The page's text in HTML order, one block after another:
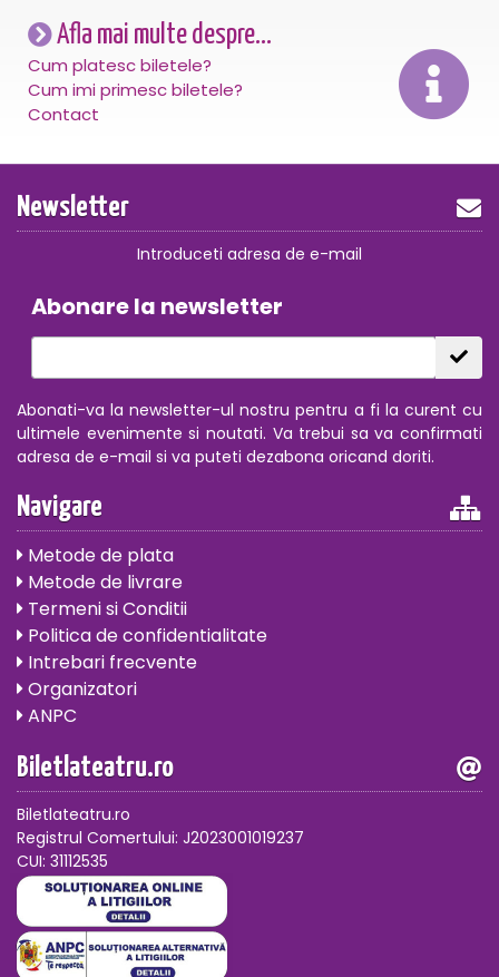
Afla mai multe despre...
Cum platesc biletele?
Cum imi primesc biletele?
Contact
Newsletter
Introduceti adresa de e-mail
Abonare la newsletter
Abonati-va la newsletter-ul nostru pentru a fi la curent cu
ultimele evenimente si noutati. Va trebui sa va confirmati
adresa de e-mail si va puteti dezabona oricand doriti.
Navigare
Metode de plata
Metode de livrare
Termeni si Conditii
Politica de confidentialitate
Intrebari frecvente
Organizatori
ANPC
Biletlateatru.ro
Biletlateatru.ro
Registrul Comertului: J2023001019237
CUI: 31112535